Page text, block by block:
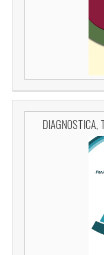
DIAGNOSTICA,